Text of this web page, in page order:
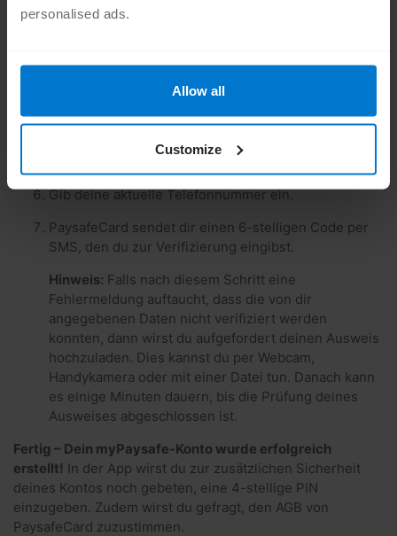
personalised ads.
Allow all
Customize
Gib deinen vollständigen Namen und persönliche
deinen offiziellen Dokumenten übereinstimmen.
Trage im nächsten Schritt deine Adressdaten ein.
Gib deine aktuelle Telefonnummer ein.
PaysafeCard sendet dir einen 6-stelligen Code per
SMS, den du zur Verifizierung eingibst.
Hinweis: Falls nach diesem Schritt eine
Fehlermeldung auftaucht, dass die von dir
angegebenen Daten nicht verifiziert werden
konnten, dann wirst du aufgefordert deinen Ausweis
hochzuladen. Dies kannst du per Webcam,
Handykamera oder mit einer Datei tun. Danach kann
es einige Minuten dauern, bis die Prüfung deines
Ausweises abgeschlossen ist.
Fertig – Dein myPaysafe-Konto wurde erfolgreich
erstellt! In der App wirst du zur zusätzlichen Sicherheit
deines Kontos noch gebeten, eine 4-stellige PIN
einzugeben. Zudem wirst du gefragt, den AGB von
PaysafeCard zuzustimmen.